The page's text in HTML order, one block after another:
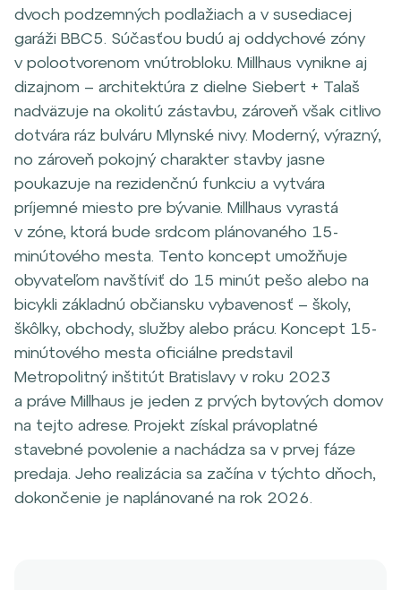
dvoch podzemných podlažiach a v susediacej
garáži BBC5. Súčasťou budú aj oddychové zóny
v polootvorenom vnútrobloku. Millhaus vynikne aj
dizajnom – architektúra z dielne Siebert + Talaš
nadväzuje na okolitú zástavbu, zároveň však citlivo
dotvára ráz bulváru Mlynské nivy. Moderný, výrazný,
no zároveň pokojný charakter stavby jasne
poukazuje na rezidenčnú funkciu a vytvára
príjemné miesto pre bývanie. Millhaus vyrastá
v zóne, ktorá bude srdcom plánovaného 15-
minútového mesta. Tento koncept umožňuje
obyvateľom navštíviť do 15 minút pešo alebo na
bicykli základnú občiansku vybavenosť – školy,
škôlky, obchody, služby alebo prácu. Koncept 15-
minútového mesta oficiálne predstavil
Metropolitný inštitút Bratislavy v roku 2023
a práve Millhaus je jeden z prvých bytových domov
na tejto adrese. Projekt získal právoplatné
stavebné povolenie a nachádza sa v prvej fáze
predaja. Jeho realizácia sa začína v týchto dňoch,
dokončenie je naplánované na rok 2026.